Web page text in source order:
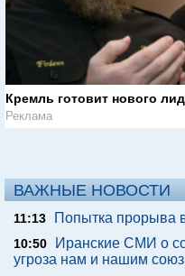
Кремль готовит нового
Реклама
ВАЖНЫЕ НОВОСТИ
11:13 Попытка прорыва
10:50
Иранские СМИ о
угроза нам и нашим